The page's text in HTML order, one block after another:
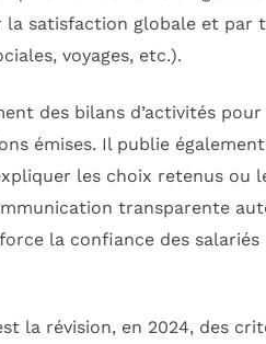
la satisfaction globale et par
voyages, etc.).
des bilans d’activités
émises. Il publie
les choix retenus ou
transparente
la confiance des salariés
la révision, en 2024, des